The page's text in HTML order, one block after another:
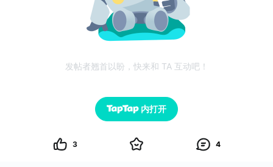
发帖者翘首以盼，快来和 TA 互动吧！
3 4
内打开